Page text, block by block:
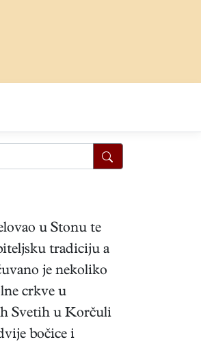
u Stonu te
tradiciju a
je nekoliko
crkve u
Svetih u Korčuli
bočice i